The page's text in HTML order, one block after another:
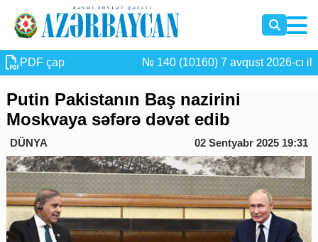
PDF çap № 140 (10160) 7 avqust 2026-cı il
Putin Pakistanın Baş nazirini
Moskvaya səfərə dəvət edib
DÜNYA 02 Sentyabr 2025 19:31